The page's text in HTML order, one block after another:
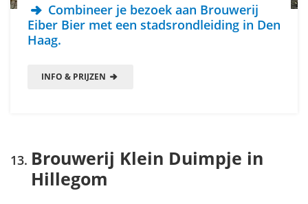
Combineer je bezoek aan Brouwerij
Eiber Bier met een stadsrondleiding in Den
Haag.
INFO & PRIJZEN
Brouwerij Klein Duimpje in
Hillegom